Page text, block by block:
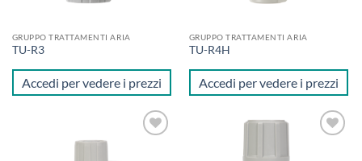
GRUPPO TRATTAMENTI ARIA
TU-R3
Accedi per vedere i prezzi
GRUPPO TRATTAMENTI ARIA
TU-R4H
Accedi per vedere i prezzi